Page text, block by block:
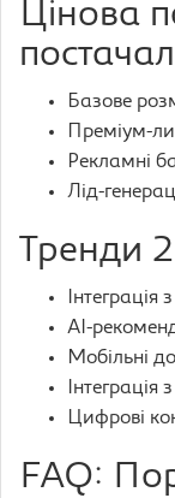
Цінова
Базове
Преміум-
Рекламні
Лід-
Тренди
AI-
Мобільні
Цифрові
FAQ: